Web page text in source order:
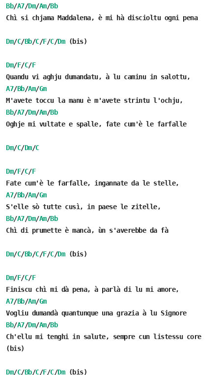
Bb/A7/Dm/Am/Bb
Chì si chjama Maddalena, è mi hà discioltu ogni pena
Dm/C/Bb/C/F/C/Dm(bis)
Dm/F/C/F
Quandu vi aghju dumandatu, à lu caminu in salottu,
A7/Bb/Am/Gm
M'avete toccu la manu è m'avete strintu l'ochju,
Bb/A7/Dm/Am/Bb
Oghje mi vultate e spalle, fate cum'è le farfalle
Dm/C/Dm/C
Dm/F/C/F
Fate cum'è le farfalle, ingannate da le stelle,
A7/Bb/Am/Gm
S'elle sò tutte cusì, in paese le zitelle,
Bb/A7/Dm/Am/Bb
Chì di prumette è mancà, ùn s'averebbe da fà
Dm/C/Bb/C/F/C/Dm(bis)
Dm/F/C/F
Finiscu chì mi dà pena, à parlà di lu mi amore,
A7/Bb/Am/Gm
Vogliu dumandà quantunque una grazia à lu Signore
Bb/A7/Dm/Am/Bb
Ch'ellu mi tenghi in salute, sempre cun listessu core
(bis)
Dm/C/Bb/C/F/C/Dm(bis)